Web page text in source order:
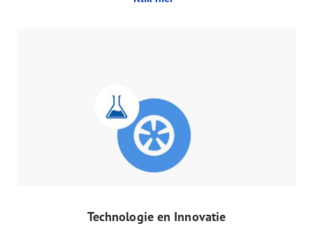
Technologie en Innovatie